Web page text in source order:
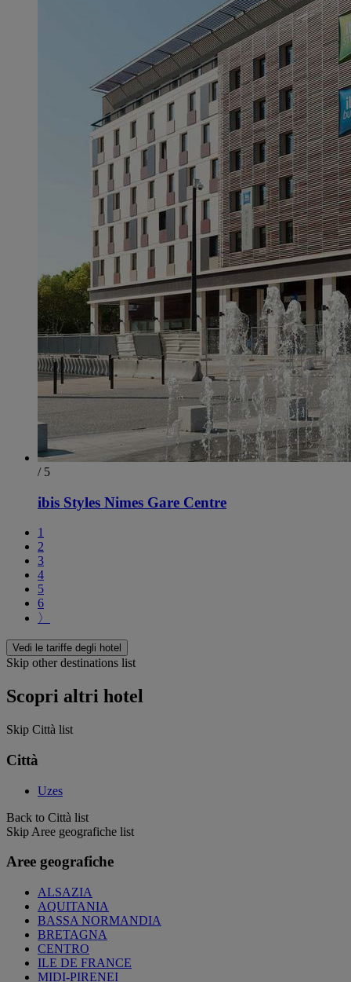
/ 5
ibis Styles Nimes Gare Centre
1
2
3
4
5
6
〉
Vedi le tariffe degli hotel
Skip other destinations list
Scopri altri hotel
Skip Città list
Città
Uzes
Back to Città list
Skip Aree geografiche list
Aree geografiche
ALSAZIA
AQUITANIA
BASSA NORMANDIA
BRETAGNA
CENTRO
ILE DE FRANCE
MIDI-PIRENEI